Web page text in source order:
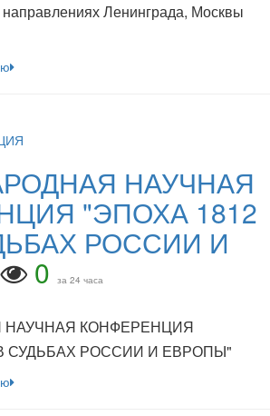
Ленинграда, Москвы
НАУЧНАЯ
"ЭПОХА 1812
РОССИИ И
0 за 24 часа
КОНФЕРЕНЦИЯ
В СУДЬБАХ РОССИИ И ЕВРОПЫ"